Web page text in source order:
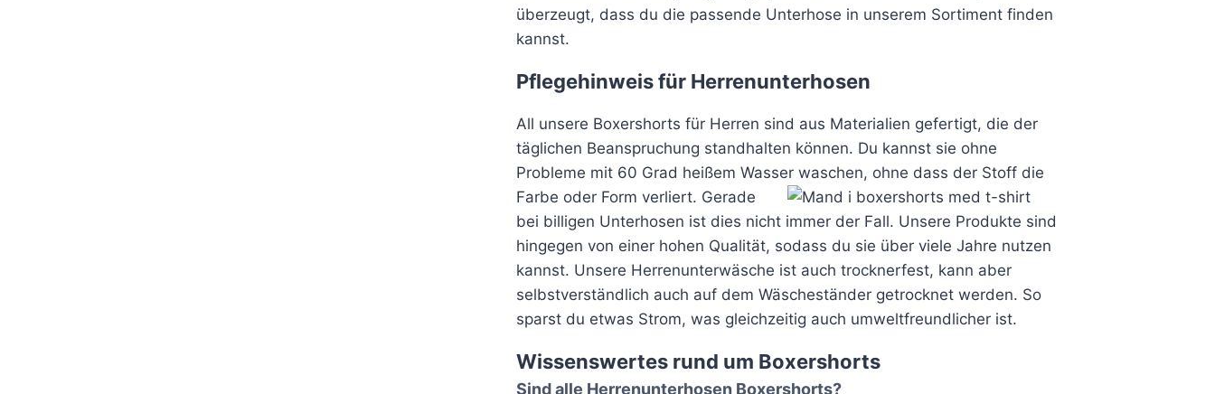
überzeugt, dass du die passende Unterhose in unserem Sortiment finden
kannst.
Pflegehinweis für Herrenunterhosen
All unsere Boxershorts für Herren sind aus Materialien gefertigt, die der
täglichen Beanspruchung standhalten können. Du kannst sie ohne
Probleme mit 60 Grad heißem Wasser waschen, ohne dass der Stoff die
Farbe oder Form verliert. Gerade
bei billigen Unterhosen ist dies nicht immer der Fall. Unsere Produkte sind
hingegen von einer hohen Qualität, sodass du sie über viele Jahre nutzen
kannst. Unsere Herrenunterwäsche ist auch trocknerfest, kann aber
selbstverständlich auch auf dem Wäscheständer getrocknet werden. So
sparst du etwas Strom, was gleichzeitig auch umweltfreundlicher ist.
Wissenswertes rund um Boxershorts
Sind alle Herrenunterhosen Boxershorts?